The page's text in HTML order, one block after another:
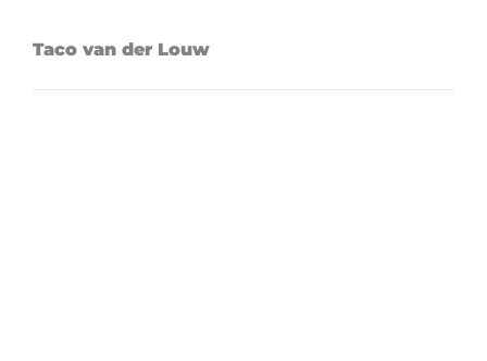
Taco van der Louw